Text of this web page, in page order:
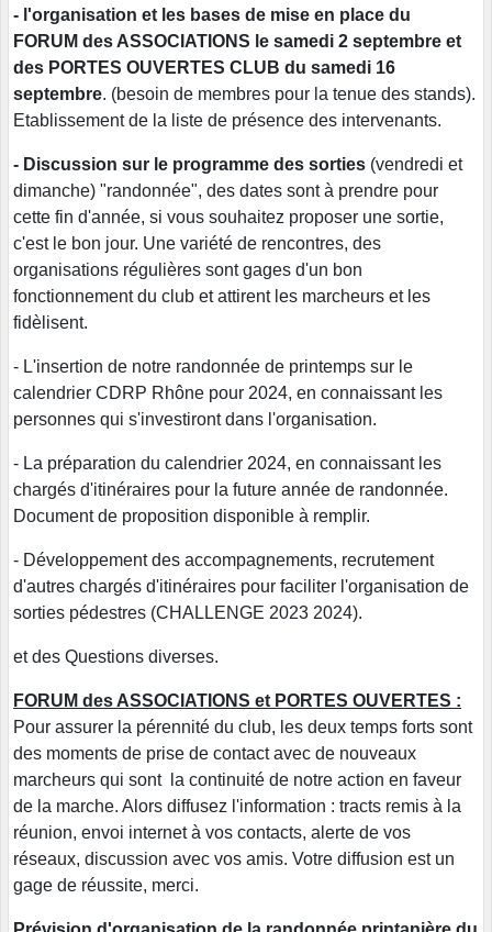
- l'organisation et les bases de mise en place du
FORUM des ASSOCIATIONS le samedi 2 septembre et
des PORTES OUVERTES CLUB du samedi 16
septembre. (besoin de membres pour la tenue des stands).
Etablissement de la liste de présence des intervenants.
- Discussion sur le programme des sorties (vendredi et
dimanche) "randonnée", des dates sont à prendre pour
cette fin d'année, si vous souhaitez proposer une sortie,
c'est le bon jour. Une variété de rencontres, des
organisations régulières sont gages d'un bon
fonctionnement du club et attirent les marcheurs et les
fidèlisent.
- L'insertion de notre randonnée de printemps sur le
calendrier CDRP Rhône pour 2024, en connaissant les
personnes qui s'investiront dans l'organisation.
- La préparation du calendrier 2024, en connaissant les
chargés d'itinéraires pour la future année de randonnée.
Document de proposition disponible à remplir.
- Développement des accompagnements, recrutement
d'autres chargés d'itinéraires pour faciliter l'organisation de
sorties pédestres (CHALLENGE 2023 2024).
et des Questions diverses.
FORUM des ASSOCIATIONS et PORTES OUVERTES :
Pour assurer la pérennité du club, les deux temps forts sont
des moments de prise de contact avec de nouveaux
marcheurs qui sont la continuité de notre action en faveur
de la marche. Alors diffusez l'information : tracts remis à la
réunion, envoi internet à vos contacts, alerte de vos
réseaux, discussion avec vos amis. Votre diffusion est un
gage de réussite, merci.